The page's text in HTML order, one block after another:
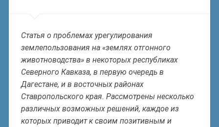
Статья о проблемах урегулирования
землепользования на «землях отгонного
животноводства» в некоторых республиках
Северного Кавказа, в первую очередь в
Дагестане, и в восточных районах
Ставропольского края. Рассмотрены несколько
различных возможных решений, каждое из
которых приводит к своим позитивным и